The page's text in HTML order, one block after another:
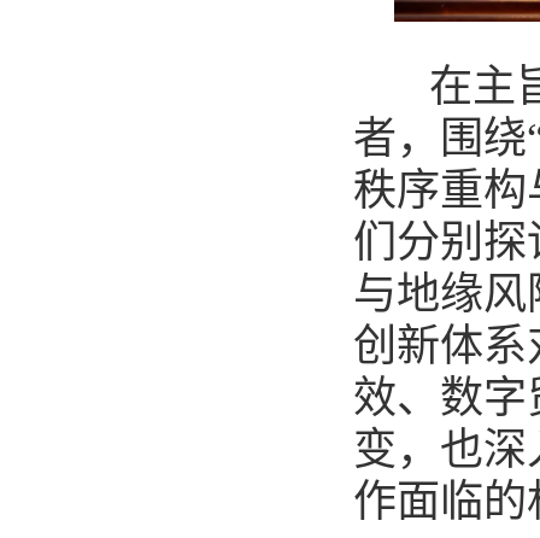
在主旨
者，围绕
秩序重构
们分别
与地缘
创新体
效、数
变，也
作面临